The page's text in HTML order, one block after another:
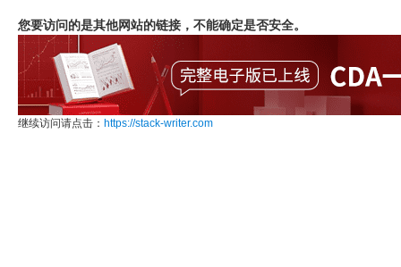
您要访问的是其他网站的链接，不能确定是否安全。
继续访问请点击： https://stack-writer.com